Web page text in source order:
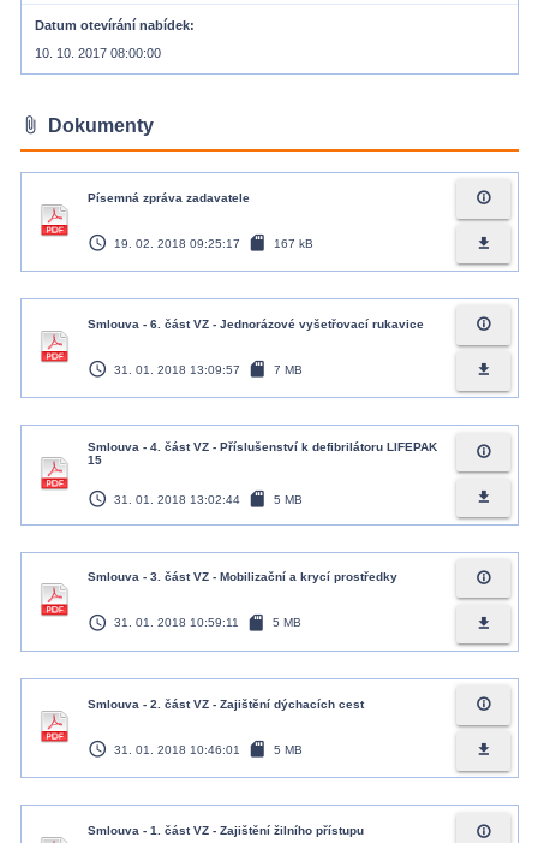
Datum otevírání nabídek
10. 10. 2017 08:00:00
attach_file Dokumenty
Písemná zpráva zadavatele
access_time 19. 02. 2018 09:25:17 sd_card 167 kB
info_outline
file_download
Smlouva - 6. část VZ - Jednorázové vyšetřovací rukavice
access_time 31. 01. 2018 13:09:57 sd_card 7 MB
info_outline
file_download
Smlouva - 4. část VZ - Příslušenství k defibrilátoru LIFEPAK
15
access_time 31. 01. 2018 13:02:44 sd_card 5 MB
info_outline
file_download
Smlouva - 3. část VZ - Mobilizační a krycí prostředky
access_time 31. 01. 2018 10:59:11 sd_card 5 MB
info_outline
file_download
Smlouva - 2. část VZ - Zajištění dýchacích cest
access_time 31. 01. 2018 10:46:01 sd_card 5 MB
info_outline
file_download
Smlouva - 1. část VZ - Zajištění žilního přístupu info_outline